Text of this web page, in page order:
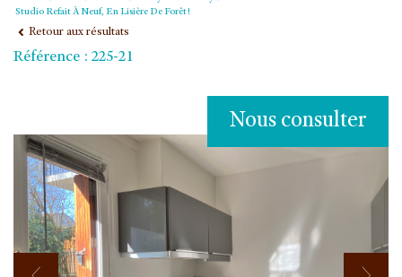
Studio Refait À Neuf, En Lisière De Forêt!
Retour aux résultats
Référence : 225-21
Nous consulter